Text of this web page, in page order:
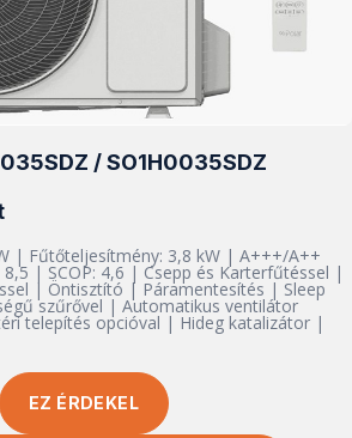
/ SO1H0035SDZ
| Fűtőteljesítmény: 3,8 kW | A+++/A++
8,5 | SCOP: 4,6 | Csepp és Karterfűtéssel |
| Öntisztító | Páramentesítés | Sleep
szűrővel | Automatikus ventilátor
telepítés opcióval | Hideg katalizátor |
EZ ÉRDEKEL